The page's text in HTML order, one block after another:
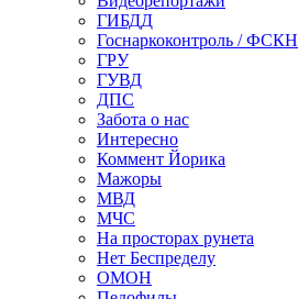
ГИБДД
Госнаркоконтроль / ФСКН
ГРУ
ГУВД
ДПС
Забота о нас
Интересно
Коммент Йорика
Мажоры
МВД
МЧС
На просторах рунета
Нет Беспределу
ОМОН